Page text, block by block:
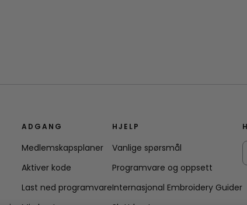
ADGANG
Medlemskapsplaner
Aktiver kode
Last ned programvare
HJELP
Vanlige spørsmål
Programvare og oppsett
Internasjonal Embroidery Guider